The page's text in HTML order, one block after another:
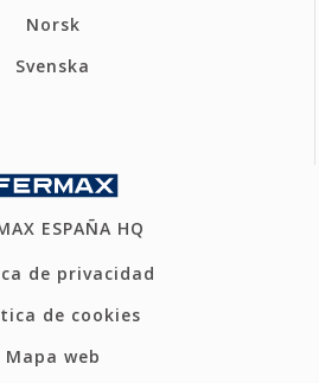
Norsk
Svenska
ESPAÑA HQ
de privacidad
de cookies
Mapa web